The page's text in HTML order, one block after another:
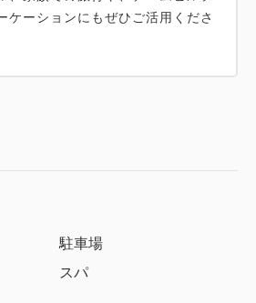
ケーションにもぜひご活用くださ
駐車場
スパ